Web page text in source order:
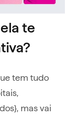
te
tem tudo
mas vai